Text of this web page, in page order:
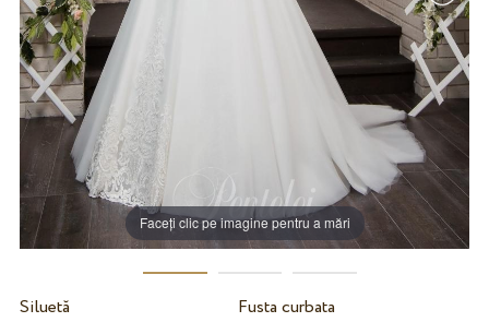
Faceți clic pe imagine pentru a mări
Siluetă
Fusta curbata